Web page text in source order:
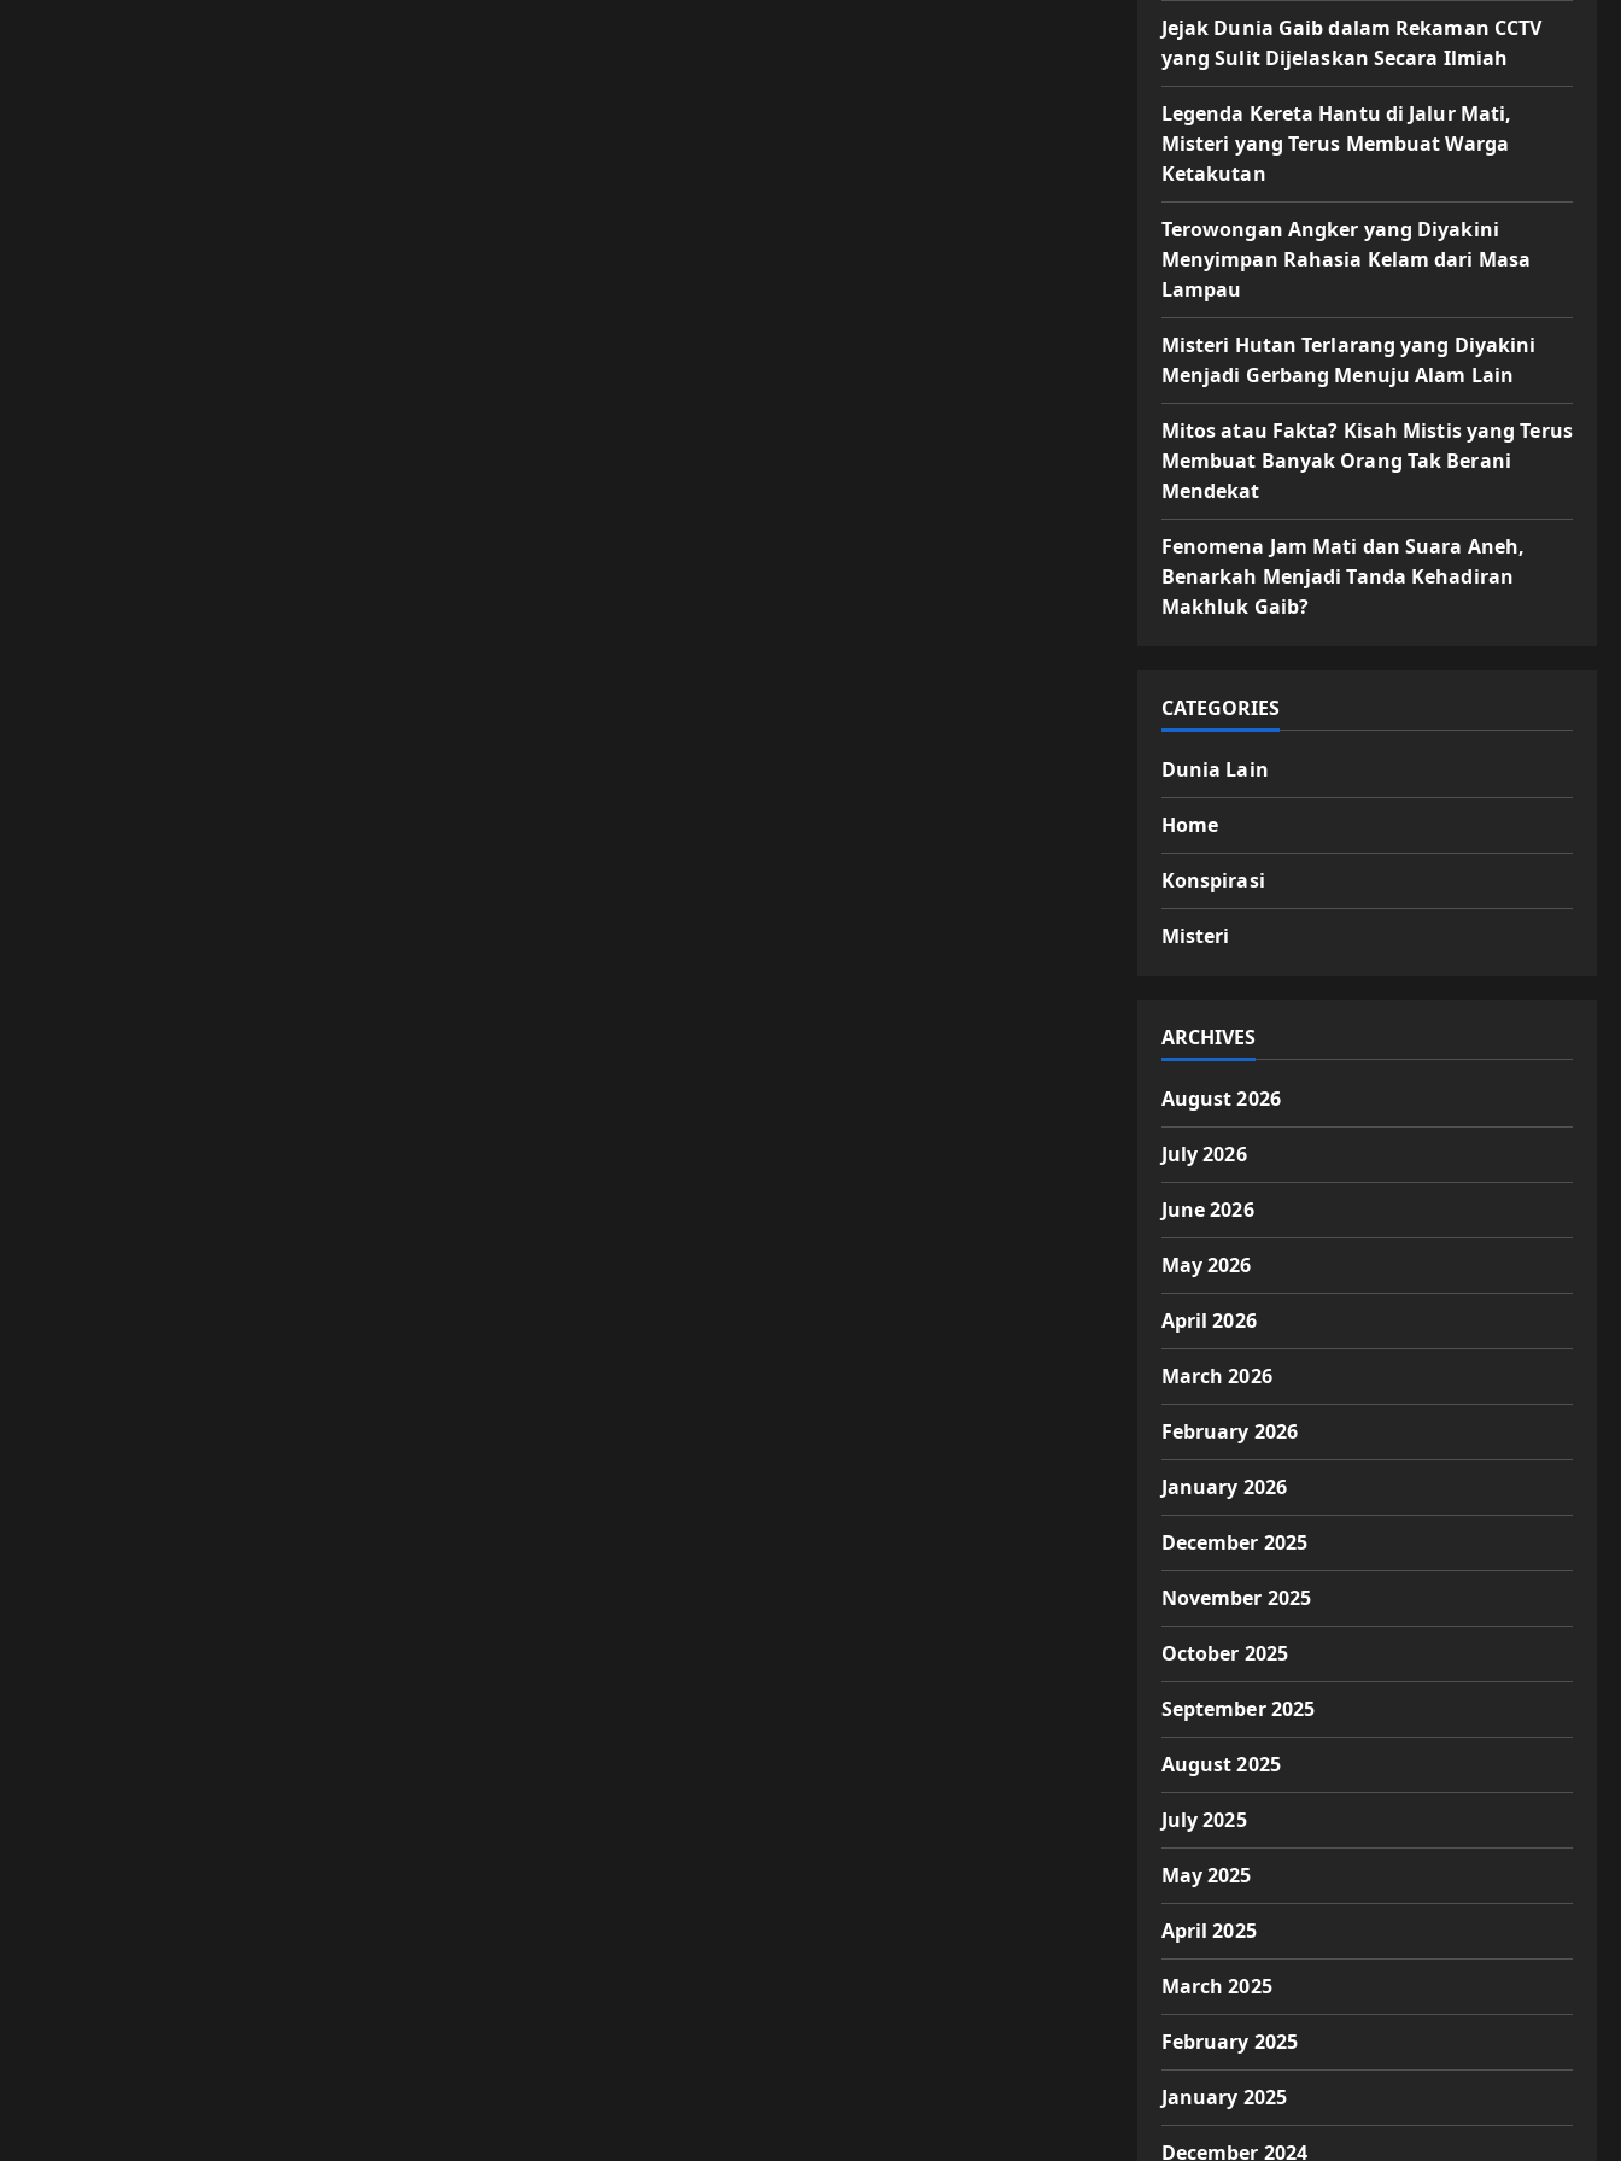
Jejak Dunia Gaib dalam Rekaman CCTV
yang Sulit Dijelaskan Secara Ilmiah
Legenda Kereta Hantu di Jalur Mati,
Misteri yang Terus Membuat Warga
Ketakutan
Terowongan Angker yang Diyakini
Menyimpan Rahasia Kelam dari Masa
Lampau
Misteri Hutan Terlarang yang Diyakini
Menjadi Gerbang Menuju Alam Lain
Mitos atau Fakta? Kisah Mistis yang Terus
Membuat Banyak Orang Tak Berani
Mendekat
Fenomena Jam Mati dan Suara Aneh,
Benarkah Menjadi Tanda Kehadiran
Makhluk Gaib?
CATEGORIES
Dunia Lain
Home
Konspirasi
Misteri
ARCHIVES
August 2026
July 2026
June 2026
May 2026
April 2026
March 2026
February 2026
January 2026
December 2025
November 2025
October 2025
September 2025
August 2025
July 2025
May 2025
April 2025
March 2025
February 2025
January 2025
December 2024